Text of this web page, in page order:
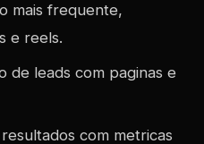
mais frequente,
e reels.
de leads com paginas e
com metricas